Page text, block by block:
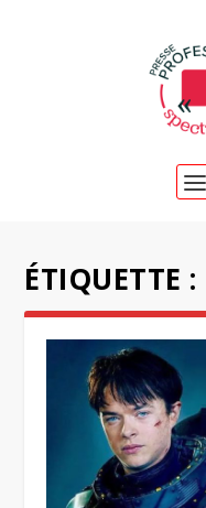
ÉTIQUETTE :